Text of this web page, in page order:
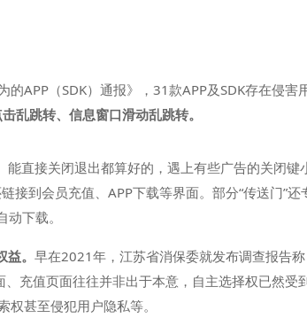
APP（SDK）通报》，31款APP及SDK存在侵害
乱跳转、信息窗口滑动乱跳转。
能直接关闭退出都算好的，遇上有些广告的关闭键
接到会员充值、APP下载等界面。部分“传送门”还
下载。
。 早在2021年，江苏省消保委就发布调查报告称
充值页面往往并非出于本意，自主选择权已然受
甚至侵犯用户隐私等。